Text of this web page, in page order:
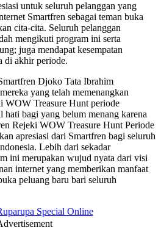
untuk seluruh pelanggan yang
Smartfren sebagai teman buka
cita-cita. Seluruh pelanggan
mengikuti program ini serta
juga mendapat kesempatan
di akhir periode.
Djoko Tata Ibrahim
yang telah memenangkan
WOW Treasure Hunt periode
hati bagi yang belum menang karena
Rejeki WOW Treasure Hunt Periode
apresiasi dari Smartfren bagi seluruh
Lebih dari sekadar
ini merupakan wujud nyata dari visi
internet yang memberikan manfaat
peluang baru bari seluruh